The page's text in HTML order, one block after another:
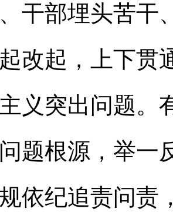
干部埋头苦干
改起，上下贯
义突出问题。
题根源，举一
依纪追责问责